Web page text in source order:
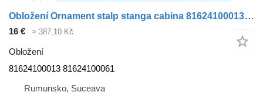
Obložení Ornament stalp stanga cabina 81624100013 pro tahače MAN TGA
16 € ≈ 387,10 Kč
Obložení
81624100013 81624100061
Rumunsko, Suceava